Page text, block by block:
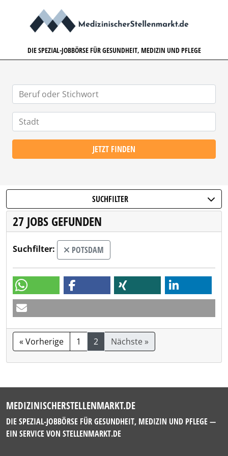
DIE SPEZIAL-JOBBÖRSE FÜR GESUNDHEIT, MEDIZIN UND PFLEGE
JETZT FINDEN
SUCHFILTER
27 JOBS GEFUNDEN
Suchfilter: POTSDAM
« Vorherige 1 2 Nächste »
MEDIZINISCHERSTELLENMARKT.DE
DIE SPEZIAL-JOBBÖRSE FÜR GESUNDHEIT, MEDIZIN UND PFLEGE —
EIN SERVICE VON STELLENMARKT.DE